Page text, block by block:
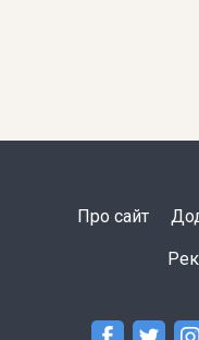
Про сайт